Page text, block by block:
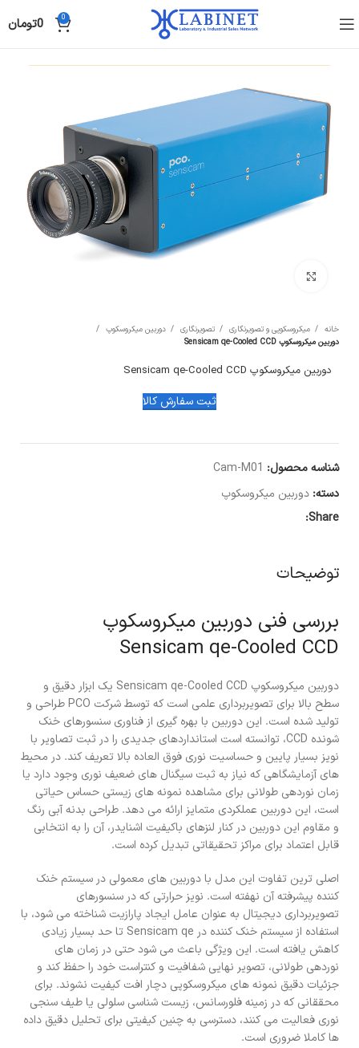
0
0تومان
خانه میکروسکوپی و تصویرنگاری تصویرنگاری
دوربین میکروسکوپ
دوربین میکروسکوپ Sensicam qe-Cooled CCD
دوربین میکروسکوپ Sensicam qe-Cooled CCD
ثبت سفارش کالا
شناسه محصول: Cam-M01
دسته: دوربین میکروسکوپ
Share:
توضیحات
بررسی فنی دوربین میکروسکوپ
Sensicam qe-Cooled CCD
دوربین میکروسکوپ Sensicam qe-Cooled CCD یک ابزار دقیق و
سطح بالا برای تصویربرداری علمی است که توسط شرکت PCO طراحی و
تولید شده است. این دوربین با بهره گیری از فناوری سنسورهای خنک
شونده CCD، توانسته است استانداردهای جدیدی را در ثبت تصاویر با
نویز بسیار پایین و حساسیت نوری فوق العاده بالا تعریف کند. در محیط
های آزمایشگاهی که نیاز به ثبت سیگنال های ضعیف نوری وجود دارد یا
زمان نوردهی طولانی برای مشاهده نمونه های زیستی حساس حیاتی
است، این دوربین عملکردی متمایز ارائه می دهد. طراحی بدنه آبی رنگ
و مقاوم این دوربین در کنار لنزهای باکیفیت اشنایدر، آن را به انتخابی
قابل اعتماد برای مراکز تحقیقاتی تبدیل کرده است.
اصلی ترین تفاوت این مدل با دوربین های معمولی در سیستم خنک
کننده پیشرفته آن نهفته است. نویز حرارتی که در سنسورهای
تصویربرداری دیجیتال به عنوان عامل ایجاد پارازیت شناخته می شود، با
استفاده از سیستم خنک کننده در Sensicam qe تا حد بسیار زیادی
کاهش یافته است. این ویژگی باعث می شود حتی در زمان های
نوردهی طولانی، تصویر نهایی شفافیت و کنتراست خود را حفظ کند و
جزئیات دقیق نمونه های میکروسکوپی دچار افت کیفیت نشوند. برای
محققانی که در زمینه فلورسانس، زیست شناسی سلولی یا طیف سنجی
نوری فعالیت می کنند، دسترسی به چنین کیفیتی برای تحلیل دقیق داده
ها کاملا ضروری است.